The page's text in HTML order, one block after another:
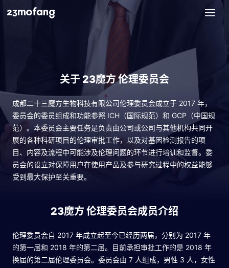
关于 23魔方 伦理委员会
成都二十三魔方生物科技有限公司伦理委员会成立于 2017 年，
委员会的委员组成和功能参照 ICH（国际规范）和 GCP（中国规
范）。本委员会主要任务是负责由公司或公司与其他机构共同开
展的各种科研项目的伦理审批工作，以及对基因检测报告的项
目、内容及流程中可能涉及伦理问题的环节进行培训和监督。委
员会的设立对保障用户在使用产品及参与研究过程中的权益能够
受到最大保护至关重要。
23魔方 伦理委员会成员介绍
伦理委员会自 2017 年成立起至今已经历两届，分别为 2017 年
的第一届和 2018 年的第二届。目前承担审批工作的是 2018 年
换届的第二届伦理委员会。委员会由 7 人组成，男性 3 人，女性